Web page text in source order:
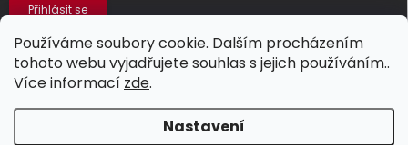
Používáme soubory cookie. Dalším procházením
tohoto webu vyjadřujete souhlas s jejich používáním..
Více informací zde.
Nastavení
Přihlásit se